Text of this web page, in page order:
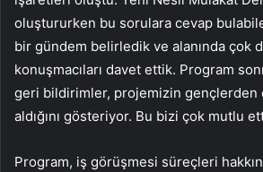
oluştururken bu sorulara cevap
bir gündem belirledik ve alanında çok
konuşmacıları davet ettik. Program
geri bildirimler, projemizin gençlerden
aldığını gösteriyor. Bu bizi çok mutlu
Program, iş görüşmesi süreçleri